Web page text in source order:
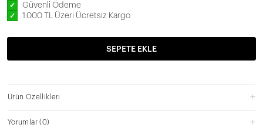
SEPETE EKLE
✓ Güvenli Ödeme
✓ 1.000 TL Üzeri Ücretsiz Kargo
Ürün Özellikleri
Yorumlar(0)